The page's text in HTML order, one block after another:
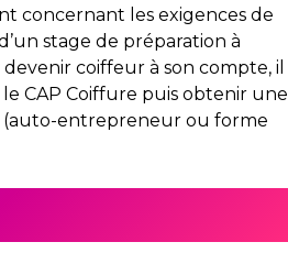
concernant les exigences de
stage de préparation à
coiffeur à son compte, il
CAP Coiffure puis obtenir une
(auto-entrepreneur ou forme